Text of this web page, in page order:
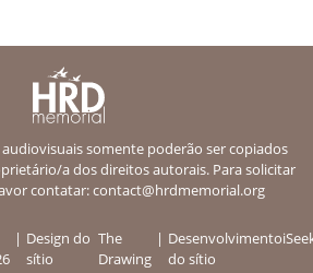
somente poderão ser copiados
a dos direitos autorais. Para solicitar
contatar:contact@hrdmemorial.org
Design do
sítio
The
Drawing
Desenvolvimento
do sítio